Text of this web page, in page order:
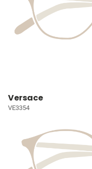
Versace
VE3354